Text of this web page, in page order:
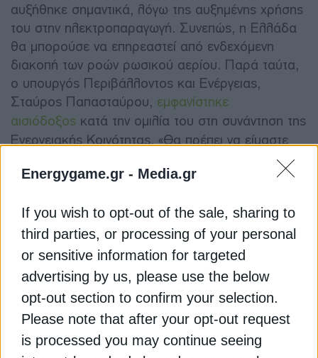
Energygame.gr - Media.gr
If you wish to opt-out of the sale, sharing to
third parties, or processing of your personal
or sensitive information for targeted
advertising by us, please use the below
opt-out section to confirm your selection.
Please note that after your opt-out request
is processed you may continue seeing
αυξήθηκε σημαντικά, λόγω της αυξημένης χρήσης
του στην ηλεκτροπαραγωγή. Συνεπώς, η Ελλάδα
θα μπορούσε να επηρεαστεί από ενδεχόμενη
διακοπή των ροών ρωσικού αερίου. Παρά ταύτα,
ο υπουργός Περιβάλλοντος και Ενέργειας,
Σταύρος Παπασταύρου, εμφανίστηκε
αισιόδοξος κατά την ομιλία του στη συνάντηση της
Ενεργειακής Κοινότητας. «Θα πρέπει να είμαστε
περήφανοι για την πρόοδο που έχουμε σημειώσει
στον τομέα του φυσικού αερίου. Έχει επέλθει μια
Διάδρομο. Πλέον δεν εξαρτόμαστε από το
ρωσικό αέριο, έχουμε υγροποιημένο φυσικό αέριο
(LNG) που έρχεται διά θαλάσσης από τον Νότο
και φτάνει μέχρι την Ουκρανία και τη Μολδαβία»,
δήλωσε, αναφερόμενος στην Νοτιοανατολική
Ευρώπη.
Oxford Institute: Ρίσκο για την ΕΕ η πρόταση